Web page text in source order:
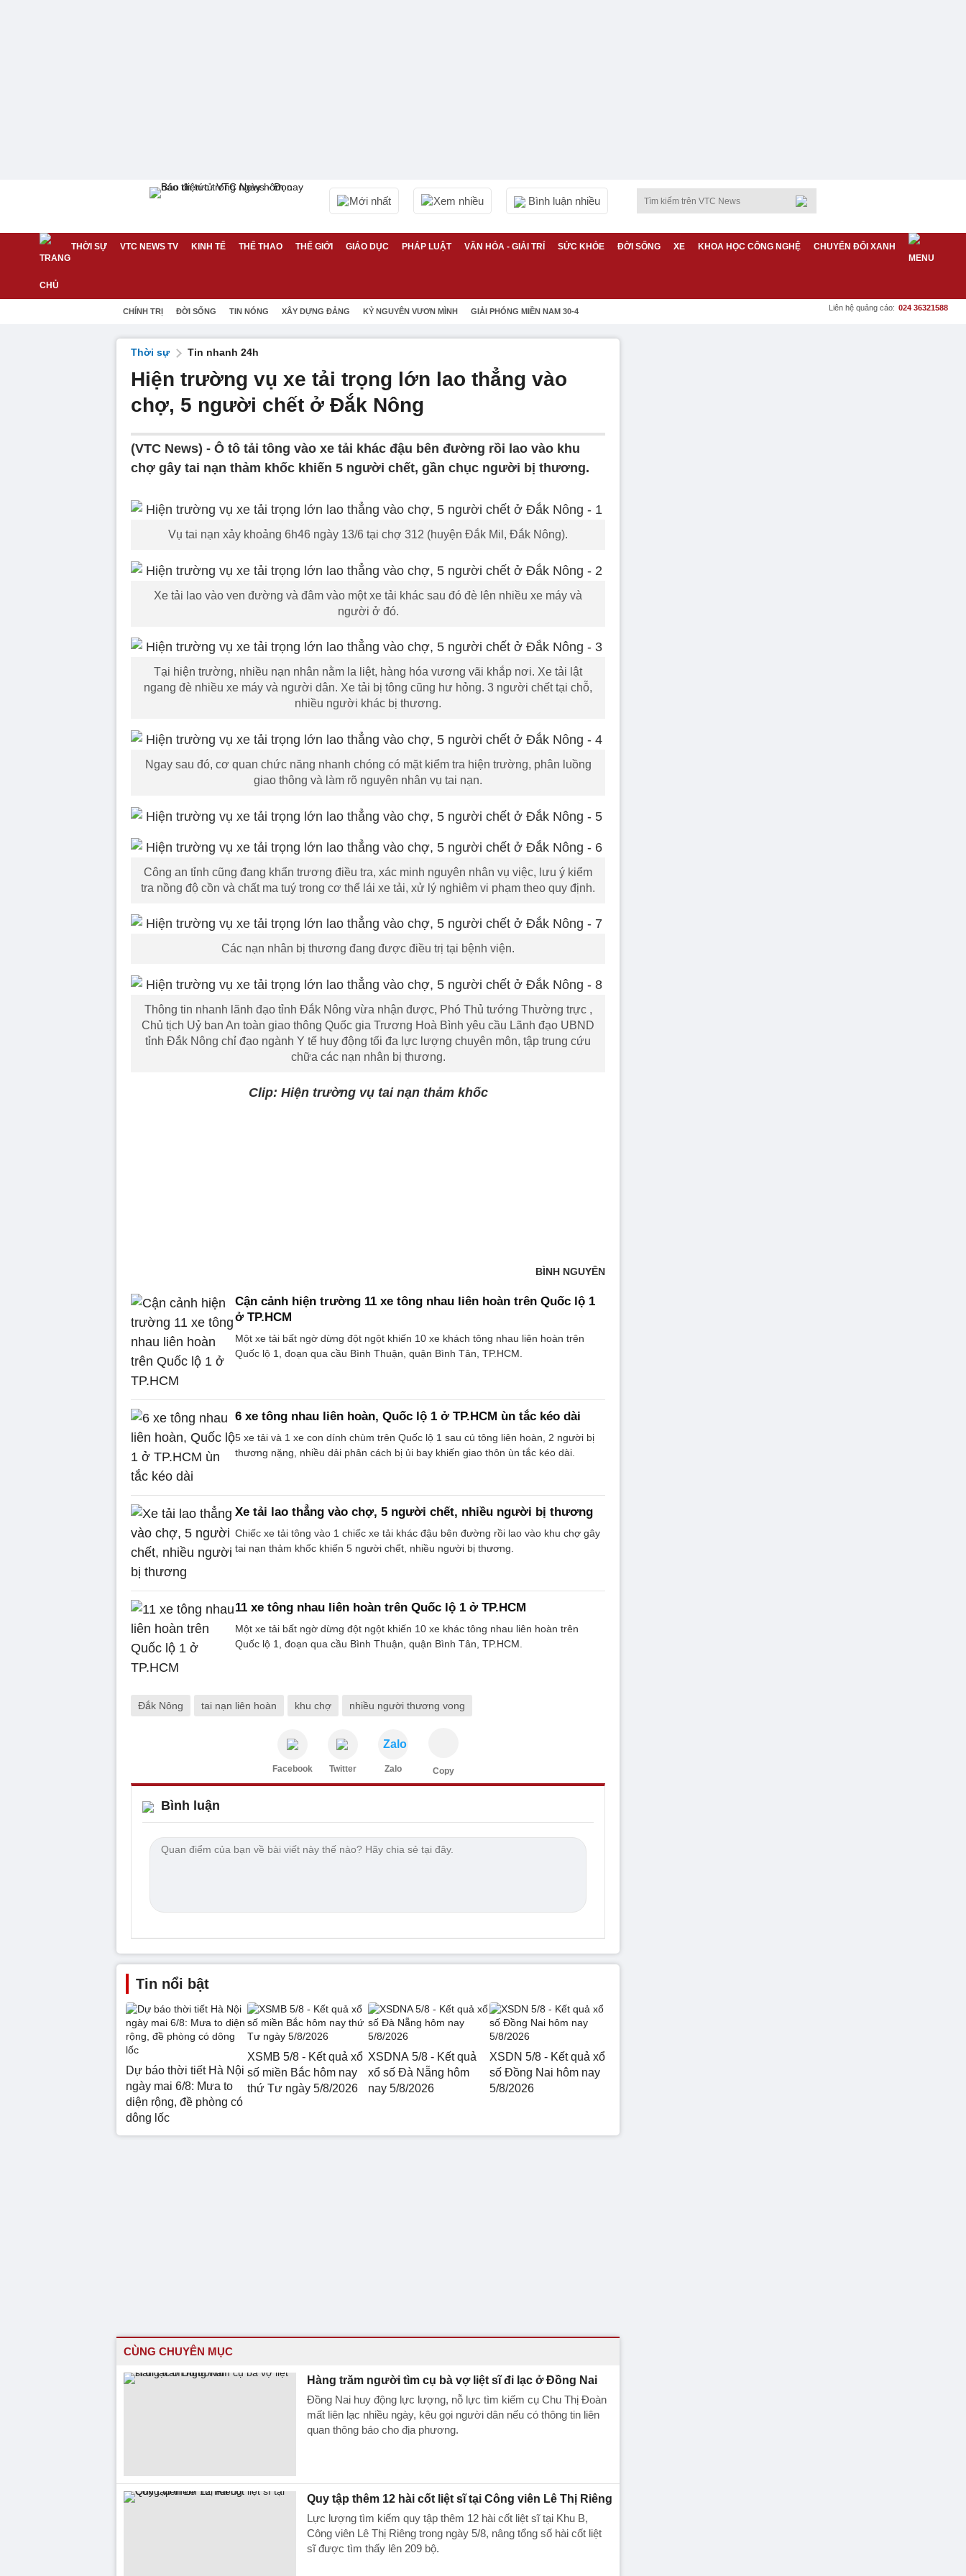
Mới nhất Xem nhiều Bình luận nhiều
THỜI SỰ VTC NEWS TV KINH TẾ THỂ THAO THẾ GIỚI GIÁO DỤC PHÁP LUẬT VĂN HÓA - GIẢI TRÍ SỨC KHỎE ĐỜI SỐNG XE KHOA HỌC CÔNG NGHỆ CHUYỂN ĐỔI XANH
CHÍNH TRỊ ĐỜI SỐNG TIN NÓNG XÂY DỰNG ĐẢNG KỶ NGUYÊN VƯƠN MÌNH GIẢI PHÓNG MIỀN NAM 30-4 Liên hệ quảng cáo: 024 36321588
Thời sự Tin nhanh 24h
Hiện trường vụ xe tải trọng lớn lao thẳng vào
chợ, 5 người chết ở Đắk Nông
(VTC News) - Ô tô tải tông vào xe tải khác đậu bên đường rồi lao vào khu
chợ gây tai nạn thảm khốc khiến 5 người chết, gần chục người bị thương.
Vụ tai nạn xảy khoảng 6h46 ngày 13/6 tại chợ 312 (huyện Đắk Mil, Đắk Nông).
Xe tải lao vào ven đường và đâm vào một xe tải khác sau đó đè lên nhiều xe máy và
người ở đó.
Tại hiện trường, nhiều nạn nhân nằm la liệt, hàng hóa vương vãi khắp nơi. Xe tải lật
ngang đè nhiều xe máy và người dân. Xe tải bị tông cũng hư hỏng. 3 người chết tại chỗ,
nhiều người khác bị thương.
Ngay sau đó, cơ quan chức năng nhanh chóng có mặt kiểm tra hiện trường, phân luồng
giao thông và làm rõ nguyên nhân vụ tai nạn.
Công an tỉnh cũng đang khẩn trương điều tra, xác minh nguyên nhân vụ việc, lưu ý kiểm
tra nồng độ cồn và chất ma tuý trong cơ thể lái xe tải, xử lý nghiêm vi phạm theo quy định.
Các nạn nhân bị thương đang được điều trị tại bệnh viện.
Thông tin nhanh lãnh đạo tỉnh Đắk Nông vừa nhận được, Phó Thủ tướng Thường trực ,
Chủ tịch Uỷ ban An toàn giao thông Quốc gia Trương Hoà Bình yêu cầu Lãnh đạo UBND
tỉnh Đắk Nông chỉ đạo ngành Y tế huy động tối đa lực lượng chuyên môn, tập trung cứu
chữa các nạn nhân bị thương.
Clip: Hiện trường vụ tai nạn thảm khốc
BÌNH NGUYÊN
Cận cảnh hiện trường 11 xe tông nhau liên hoàn trên Quốc lộ 1
ở TP.HCM
Một xe tải bất ngờ dừng đột ngột khiến 10 xe khách tông nhau liên hoàn trên
Quốc lộ 1, đoạn qua cầu Bình Thuận, quận Bình Tân, TP.HCM.
6 xe tông nhau liên hoàn, Quốc lộ 1 ở TP.HCM ùn tắc kéo dài
5 xe tải và 1 xe con dính chùm trên Quốc lộ 1 sau cú tông liên hoàn, 2 người bị
thương nặng, nhiều dải phân cách bị ủi bay khiến giao thôn ùn tắc kéo dài.
Xe tải lao thẳng vào chợ, 5 người chết, nhiều người bị thương
Chiếc xe tải tông vào 1 chiếc xe tải khác đậu bên đường rồi lao vào khu chợ gây
tai nạn thảm khốc khiến 5 người chết, nhiều người bị thương.
11 xe tông nhau liên hoàn trên Quốc lộ 1 ở TP.HCM
Một xe tải bất ngờ dừng đột ngột khiến 10 xe khác tông nhau liên hoàn trên
Quốc lộ 1, đoạn qua cầu Bình Thuận, quận Bình Tân, TP.HCM.
Đắk Nông tai nạn liên hoàn khu chợ nhiều người thương vong
Facebook Twitter
Zalo
Zalo Copy
Bình luận
Tin nổi bật
Dự báo thời tiết Hà Nội
ngày mai 6/8: Mưa to
diện rộng, đề phòng có
dông lốc
XSMB 5/8 - Kết quả xổ
số miền Bắc hôm nay
thứ Tư ngày 5/8/2026
XSDNA 5/8 - Kết quả
xổ số Đà Nẵng hôm
nay 5/8/2026
XSDN 5/8 - Kết quả xổ
số Đồng Nai hôm nay
5/8/2026
CÙNG CHUYÊN MỤC
Hàng trăm người tìm cụ bà vợ liệt sĩ đi lạc ở Đồng Nai
Đồng Nai huy động lực lượng, nỗ lực tìm kiếm cụ Chu Thị Đoàn
mất liên lạc nhiều ngày, kêu gọi người dân nếu có thông tin liên
quan thông báo cho địa phương.
Quy tập thêm 12 hài cốt liệt sĩ tại Công viên Lê Thị Riêng
Lực lượng tìm kiếm quy tập thêm 12 hài cốt liệt sĩ tại Khu B,
Công viên Lê Thị Riêng trong ngày 5/8, nâng tổng số hài cốt liệt
sĩ được tìm thấy lên 209 bộ.